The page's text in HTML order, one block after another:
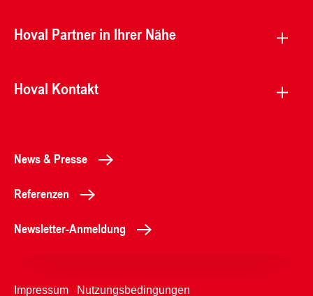
Hoval Partner in Ihrer Nähe
Hoval Kontakt
News & Presse
Referenzen
Newsletter-Anmeldung
Impressum Nutzungsbedingungen